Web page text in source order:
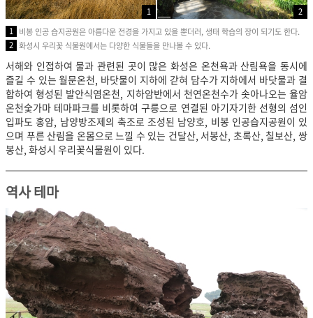
1
2
1 비봉 인공 습지공원은 아름다운 전경을 가지고 있을 뿐더러, 생태 학습의 장이 되기도 한다.
2 화성시 우리꽃 식물원에서는 다양한 식물들을 만나볼 수 있다.
서해와 인접하여 물과 관련된 곳이 많은 화성은 온천욕과 산림욕을 동시에
즐길 수 있는 월문온천, 바닷물이 지하에 갇혀 담수가 지하에서 바닷물과 결
합하여 형성된 발안식염온천, 지하암반에서 천연온천수가 솟아나오는 율암
온천숯가마 테마파크를 비롯하여 구릉으로 연결된 아기자기한 선형의 섬인
입파도 홍암, 남양방조제의 축조로 조성된 남양호, 비봉 인공습지공원이 있
으며 푸른 산림을 온몸으로 느낄 수 있는 건달산, 서봉산, 초록산, 칠보산, 쌍
봉산, 화성시 우리꽃식물원이 있다.
역사 테마